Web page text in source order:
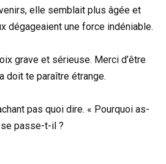
elle semblait plus âgée et
dégageaient une force indéniable.
grave et sérieuse. Merci d’être
doit te paraître étrange.
pas quoi dire. « Pourquoi as-
se passe-t-il ?